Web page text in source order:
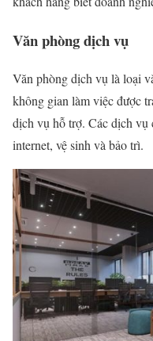
Văn phòng dịch vụ
Văn phòng dịch vụ là loại
không gian làm việc được
dịch vụ hỗ trợ. Các dịch vụ
internet, vệ sinh và bảo trì.